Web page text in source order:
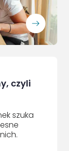
ArrowRightLong
czyli
szuka